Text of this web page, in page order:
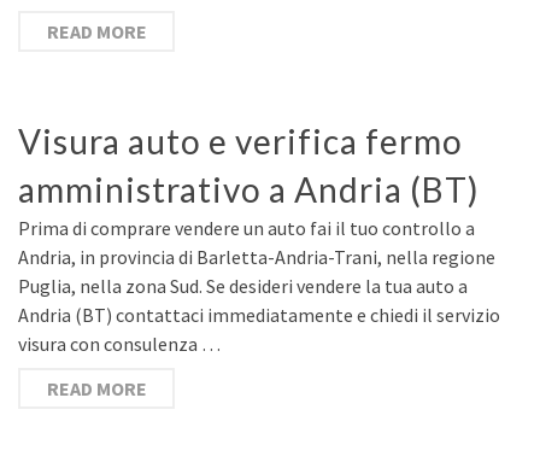
READ MORE
Visura auto e verifica fermo
amministrativo a Andria (BT)
Prima di comprare vendere un auto fai il tuo controllo a
Andria, in provincia di Barletta-Andria-Trani, nella regione
Puglia, nella zona Sud. Se desideri vendere la tua auto a
Andria (BT) contattaci immediatamente e chiedi il servizio
visura con consulenza …
READ MORE